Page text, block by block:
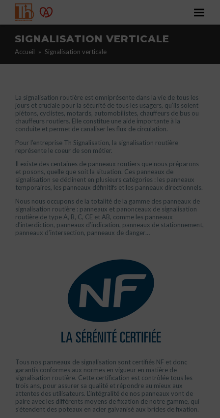
SIGNALISATION VERTICALE
Accueil » Signalisation verticale
La signalisation routière est omniprésente dans la vie de tous les
jours et cruciale pour la sécurité de tous les usagers, qu’ils soient
piétons, cyclistes, motards, automobilistes, chauffeurs de bus ou
chauffeurs routiers. Elle constitue une aide importante à la
conduite et permet de canaliser les flux de circulation.
Pour l’entreprise Th Signalisation, la signalisation routière
représente le coeur de son métier.
Il existe des centaines de panneaux routiers que nous préparons
et posons, quelle que soit la situation. Ces panneaux de
signalisation se déclinent en plusieurs catégories : les panneaux
temporaires, les panneaux définitifs et les panneaux directionnels.
Nous nous occupons de la totalité de la gamme des panneaux de
signalisation routière : panneaux et panonceaux de signalisation
routière de type A, B, C, CE et AB, comme les panneaux
d’interdiction, panneaux d’indication, panneaux de stationnement,
panneaux d’intersection, panneaux de danger…
Tous nos panneaux de signalisation sont certifiés NF et donc
garantis conformes aux normes en vigueur en matière de
signalisation routière. Cette certification est contrôlée tous les
trois ans, pour assurer sa qualité et répondre au mieux aux
attentes des utilisateurs. L’intégralité de nos panneaux vont de
paire avec les différents moyens de fixation de notre gamme, qui
s’étendent des poteaux en acier galvanisé aux brides de fixation.